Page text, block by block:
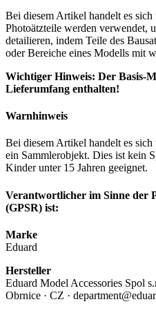
Bei diesem Artikel handelt es sich
Photoätzteile werden verwendet,
detailieren, indem Teile des
oder Bereiche eines Modells mit
Wichtiger Hinweis: Der Basis-
Lieferumfang enthalten!
Warnhinweis
Bei diesem Artikel handelt es
ein Sammlerobjekt. Dies ist kein
Kinder unter 15 Jahren geeignet.
Verantwortlicher im Sinne der
(GPSR) ist:
Marke
Eduard
Hersteller
Eduard Model Accessories Spol
Obrnice · CZ ·